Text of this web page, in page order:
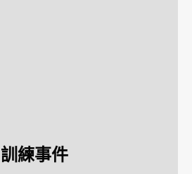
訓練事件